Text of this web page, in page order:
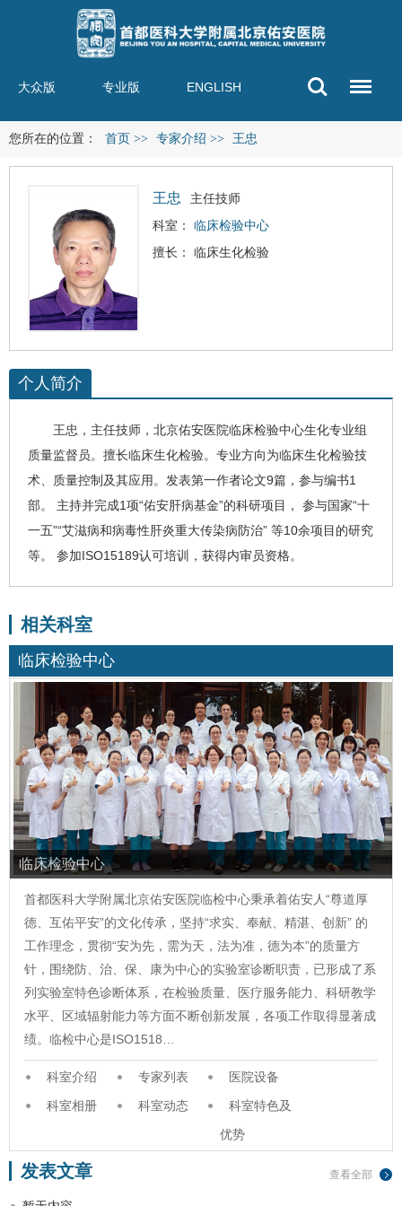
大众版 专业版 ENGLISH
您所在的位置： 首页 >> 专家介绍 >> 王忠
王忠
主任技师
科室： 临床检验中心
擅长： 临床生化检验
个人简介
王忠 ，主任技师，北京佑安医院临床检验中心生化专业组
质量监督员。擅长临床生化检验。专业方向为临床生化检验技
术、质量控制及其应用。发表第一作者论文9篇，参与编书1
部。 主持并完成1项“佑安肝病基金”的科研项目， 参与国家“十
一五”“艾滋病和病毒性肝炎重大传染病防治” 等10余项目的研究
等。 参加ISO15189认可培训，获得内审员资格。
相关科室
临床检验中心
临床检验中心
首都医科大学附属北京佑安医院临检中心秉承着佑安人“尊道厚
德、互佑平安”的文化传承，坚持“求实、奉献、精湛、创新” 的
工作理念，贯彻“安为先，需为天，法为准，德为本”的质量方
针，围绕防、治、保、康为中心的实验室诊断职责，已形成了系
列实验室特色诊断体系，在检验质量、医疗服务能力、科研教学
水平、区域辐射能力等方面不断创新发展，各项工作取得显著成
绩。临检中心是ISO1518…
科室介绍 专家列表
医院设备
科室相册
科室动态
科室特色及
优势
查看全部
发表文章